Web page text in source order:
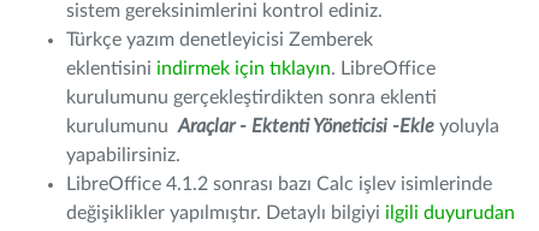
sistem gereksinimlerini kontrol ediniz.
Türkçe yazım denetleyicisi Zemberek
eklentisini indirmek için tıklayın. LibreOffice
kurulumunu gerçekleştirdikten sonra eklenti
kurulumunu Araçlar - Ektenti Yöneticisi -Ekle yoluyla
yapabilirsiniz.
LibreOffice 4.1.2 sonrası bazı Calc işlev isimlerinde
değişiklikler yapılmıştır. Detaylı bilgiyi ilgili duyurudan